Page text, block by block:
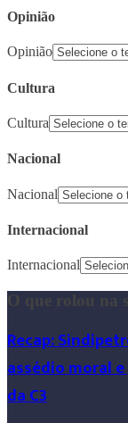
Opinião
Opinião
Cultura
Cultura
Nacional
Nacional
Internacional
Internacional
O que rolou na
Recap:
assédio moral
da C3